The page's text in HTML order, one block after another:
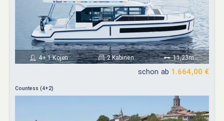
4+ 1 Kojen 2 Kabinen 11,23m
schon ab 1.664,00 €
Countess (4+2)